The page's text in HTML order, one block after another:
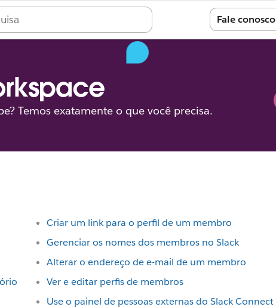
Fale conosco
Temos exatamente o que você precisa.
Criar um link para o perfil de um membro
Gerenciar os nomes dos membros no Slack
Alterar o endereço de e-mail de um membro
Ver e editar perfis de membros
Use o painel de pessoas externas do Slack Connect